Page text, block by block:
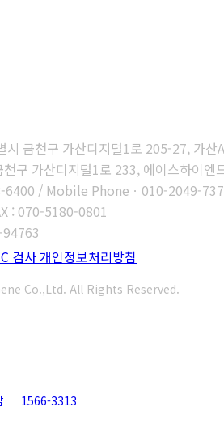
시 금천구 가산디지털1로 205-27, 가
천구 가산디지털1로 233, 에이스하이
6400 / Mobile Phoneㆍ010-2049-
: 070-5180-0801
검사 개인정보처리방침
Co.,Ltd. All Rights Reserved.
1566-3313